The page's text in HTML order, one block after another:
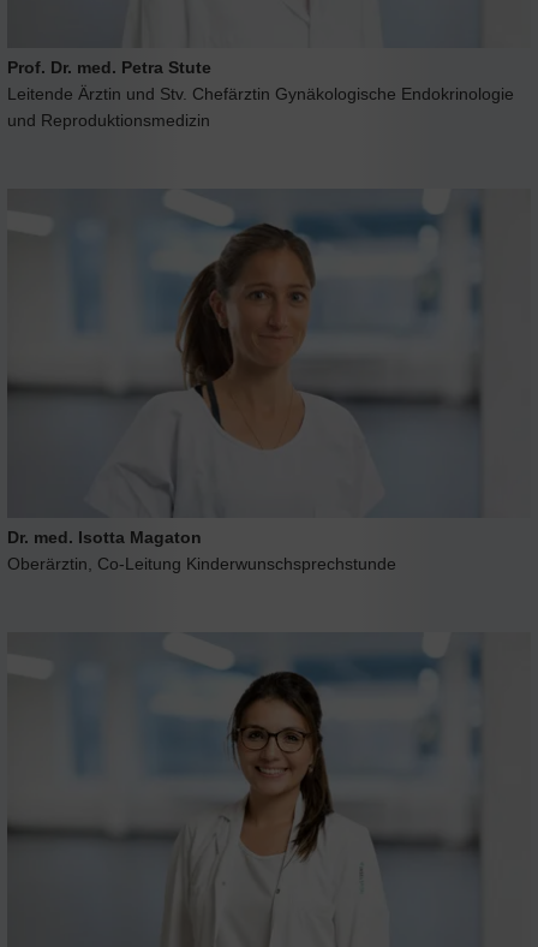
Prof. Dr. med. Petra Stute
Leitende Ärztin und Stv. Chefärztin Gynäkologische Endokrinologie
und Reproduktionsmedizin
Dr. med. Isotta Magaton
Oberärztin, Co-Leitung Kinderwunschsprechstunde